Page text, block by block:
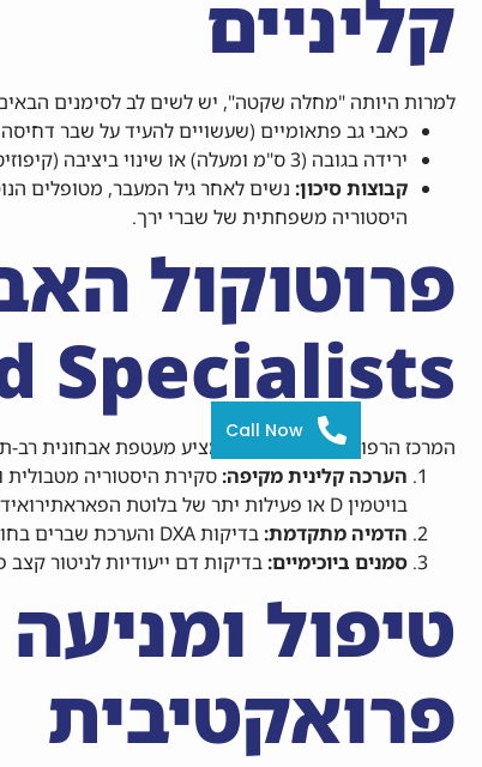
קליניים
למרות היותה "מחלה שקטה", יש לשים לב לסימנים
כאבי גב פתאומיים (שעשויים להעיד על שבר
ירידה בגובה (3 ס"מ ומעלה) או שינוי ביציבה (קיפוזיס).
קבוצות סיכון: נשים לאחר גיל המעבר, מטופלים
היסטוריה משפחתית של שברי ירך.
פרוטוקול
Specialists
המרכז הרפואי שלנו במודיעין מציע מעטפת אבחונית רב-
הערכה קלינית מקיפה:סקירת היסטוריה מטבולית
בויטמין D או פעילות יתר של בלוטת הפאראתירואיד).
הדמיה מתקדמת:בדיקות DXA והערכת שברים בחוליות.
סמנים ביוכימיים:בדיקות דם ייעודיות לניטור קצב
טיפול ומניעה
פרואקטיבית
Call Now